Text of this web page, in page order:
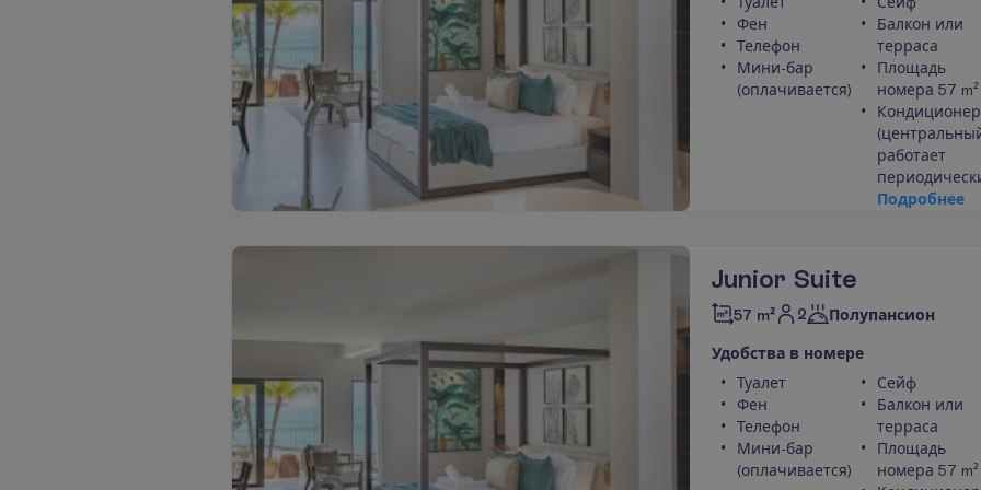
Фен
Телефон
Мини-бар
(оплачивается)
Балкон или
терраса
Площадь
номера 57 m²
Кондиционер
работает
Подробнее
Junior Suite
57 m² 2 Полупансион
Удобства в номере
Туалет
Фен
Телефон
Мини-бар
(оплачивается)
Сейф
Балкон или
терраса
Площадь
номера 57 m²